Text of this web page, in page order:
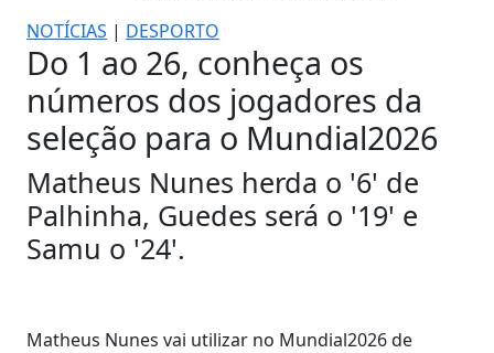
NOTÍCIAS | DESPORTO
Do 1 ao 26, conheça os
números dos jogadores da
seleção para o Mundial2026
Matheus Nunes herda o '6' de
Palhinha, Guedes será o '19' e
Samu o '24'.
Matheus Nunes vai utilizar no Mundial2026 de